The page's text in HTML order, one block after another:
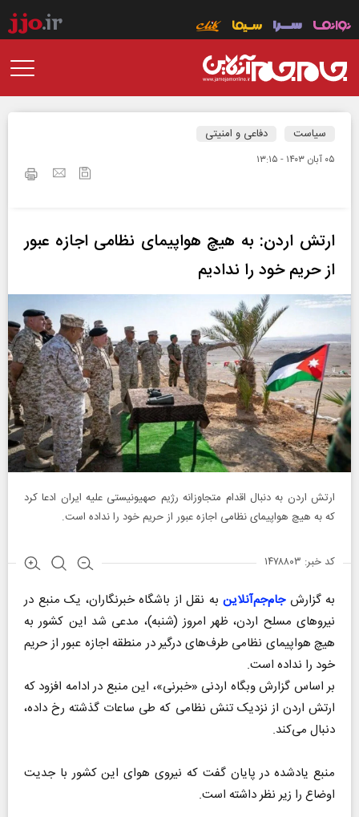
سیاست دفاعی و امنیتی
۰۵ آبان ۱۴۰۳ - ۱۳:۱۵
ارتش اردن: به هیچ هواپیمای نظامی اجازه عبور
از حریم خود را ندادیم
ارتش اردن به دنبال اقدام متجاوزانه رژیم صهیونیستی علیه ایران ادعا کرد
که به هیچ هواپیمای نظامی اجازه عبور از حریم خود را نداده است.
کد خبر: ۱۴۷۸۸۰۳
به گزارشجام‌جم‌آنلاین به نقل از باشگاه خبرنگاران، یک منبع در
نیرو‌های مسلح اردن، ظهر امروز (شنبه)، مدعی شد این کشور به
هیچ هواپیمای نظامی طرف‌های درگیر در منطقه اجازه عبور از حریم
خود را نداده است.
بر اساس گزارش وبگاه اردنی «خبرنی»، این منبع در ادامه افزود که
ارتش اردن از نزدیک تنش نظامی که طی ساعات گذشته رخ داده،
دنبال می‌کند.
منبع یادشده در پایان گفت که نیروی هوای این کشور با جدیت
اوضاع را زیر نظر داشته است.